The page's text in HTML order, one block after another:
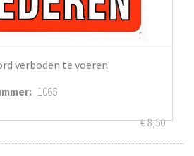
verboden te voeren
: 1065
€8,50